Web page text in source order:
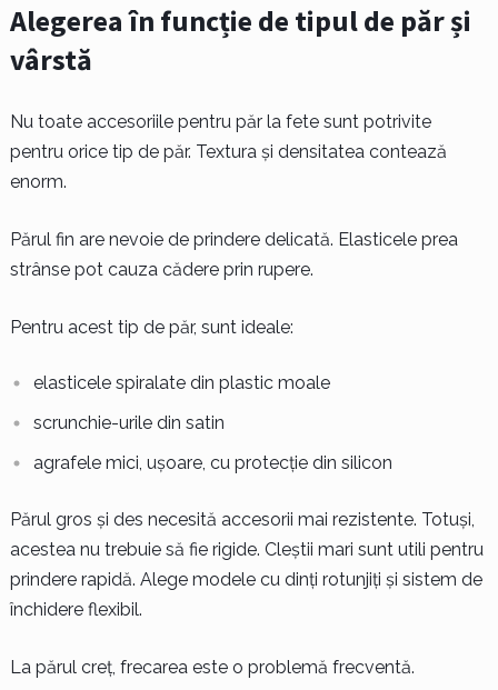
Alegerea în funcție de tipul de păr și
vârstă
Nu toate accesoriile pentru păr la fete sunt potrivite
pentru orice tip de păr. Textura și densitatea contează
enorm.
Părul fin are nevoie de prindere delicată. Elasticele prea
strânse pot cauza cădere prin rupere.
Pentru acest tip de păr, sunt ideale:
elasticele spiralate din plastic moale
scrunchie-urile din satin
agrafele mici, ușoare, cu protecție din silicon
Părul gros și des necesită accesorii mai rezistente. Totuși,
acestea nu trebuie să fie rigide. Cleștii mari sunt utili pentru
prindere rapidă. Alege modele cu dinți rotunjiți și sistem de
închidere flexibil.
La părul creț, frecarea este o problemă frecventă.